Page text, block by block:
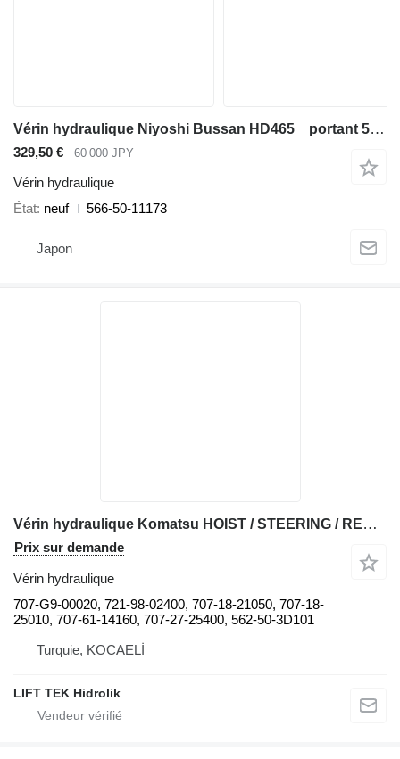
Vérin hydraulique Niyoshi Bussan HD465 portant 566-50-11173 pour tombereau rigide Komatsu HD465
329,50 € 60 000 JPY
Vérin hydraulique
État neuf 566-50-11173
Japon
Vérin hydraulique Komatsu HOIST / STEERING / REAR SUSPENSION 707-G9-00020 pour tombereau rigide Komatsu HD1500 pour pièces détachées
Prix sur demande
Vérin hydraulique
707-G9-00020, 721-98-02400, 707-18-21050, 707-18-
25010, 707-61-14160, 707-27-25400, 562-50-3D101
Turquie, KOCAELİ
LIFT TEK Hidrolik